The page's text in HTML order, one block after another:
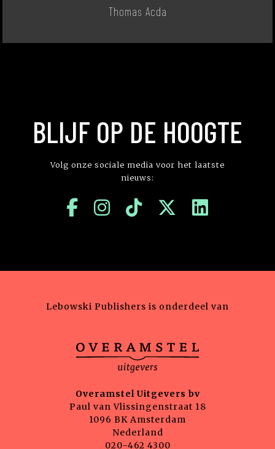
Thomas Acda
BLIJF OP DE HOOGTE
Volg onze sociale media voor het laatste
nieuws:
Lebowski Publishers is onderdeel van
Overamstel Uitgevers bv
Paul van Vlissingenstraat 18
1096 BK Amsterdam
Nederland
020-462 4300